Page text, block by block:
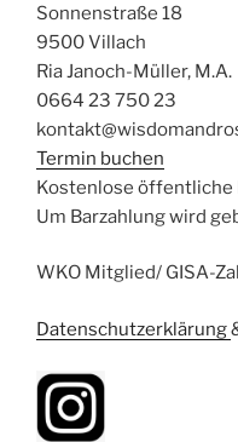
Sonnenstraße 18
9500 Villach
Ria Janoch-Müller, M.A.
0664 23 750 23
Termin buchen
Kostenlose öffentliche
Um Barzahlung wird
WKO Mitglied/ GISA-
Datenschutzerklärung